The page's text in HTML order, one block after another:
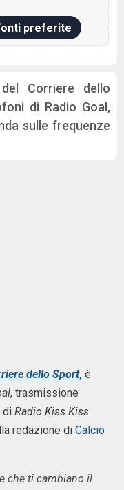
preferite
Corriere dello
di Radio Goal,
sulle frequenze
dello Sport, è
, trasmissione
di Radio Kiss Kiss
redazione di Calcio
che ti cambiano il